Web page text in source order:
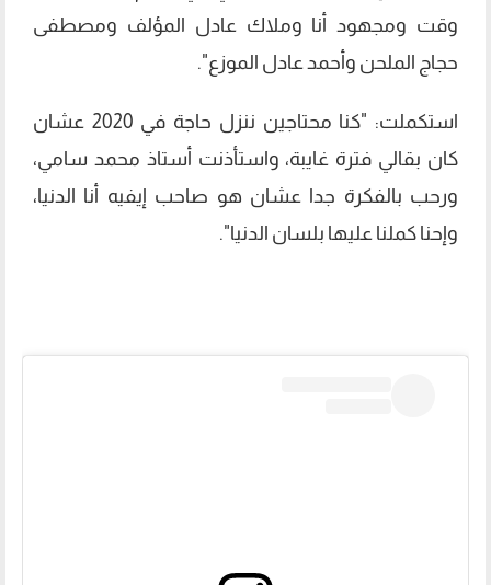
وقت ومجهود أنا وملاك عادل المؤلف ومصطفى
حجاج الملحن وأحمد عادل الموزع".
استكملت: "كنا محتاجين ننزل حاجة في 2020 عشان
كان بقالي فترة غايبة، واستأذنت أستاذ محمد سامي،
ورحب بالفكرة جدا عشان هو صاحب إيفيه أنا الدنيا،
وإحنا كملنا عليها بلسان الدنيا".